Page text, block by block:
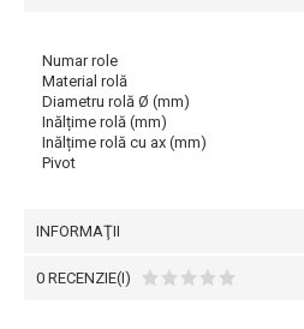
Numar role
Material rolă
Diametru rolă Ø (mm)
Inălțime rolă (mm)
Inălțime rolă cu ax (mm)
Pivot
INFORMAŢII
0 RECENZIE(I)